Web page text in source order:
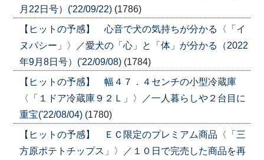
月22日号）('22/09/22) (1786)
【ヒットの予感】 心音で犬の気持ちが分かる〈「イ
ヌパシー」〉／愛犬の「心」と「体」が分かる（2022
年9月8日号）('22/09/08) (1784)
【ヒットの予感】 幅４７．４センチの小型冷蔵庫
〈「１ドア冷蔵庫９２Ｌ」〉／一人暮らしや２台目に
重宝('22/08/04) (1780)
【ヒットの予感】 ＥＣ限定のプレミアム商品〈「三
方原ポテトチップス」〉／１０日で完売した商品を再